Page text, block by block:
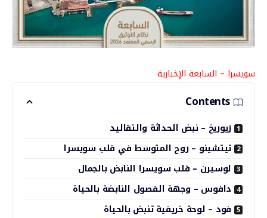
سويسرا – السابعة الإخبارية
Contents
زيوريخ – نبض الحداثة والتقاليد
تيتشينو – روح المتوسط في قلب سويسرا
لوسيرن – قلب سويسرا النابض بالجمال
دافوس – وجهة الفصول النابضة بالحياة
فود – لوحة خريفية تنبض بالحياة